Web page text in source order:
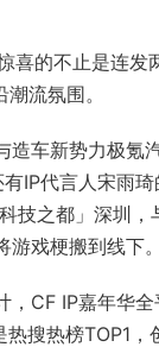
喜的不止是连发
流氛围。
造车新势力极氪
IP代言人宋雨琦
技之都」深圳
戏梗搬到线下。
，CF IP嘉年华
搜热榜TOP1，